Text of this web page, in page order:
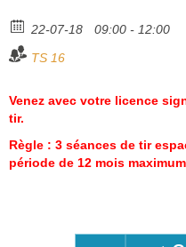
Boutique
22-07-18
09:00 - 12:00
TS 16
Venez avec votre licence
tir.
Règle : 3 séances de tir
période de 12 mois